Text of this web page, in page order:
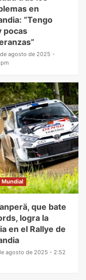
en
“Tengo
pocas
agosto de 2025 -
Mundial
que bate
logra la
en el Rallye de
agosto de 2025 - 2:52